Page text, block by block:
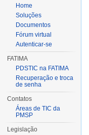
Home
Soluções
Documentos
Fórum virtual
Autenticar-se
FATIMA
PDSTIC na FATIMA
Recuperação e troca
de senha
Contatos
Áreas de TIC da
PMSP
Legislação